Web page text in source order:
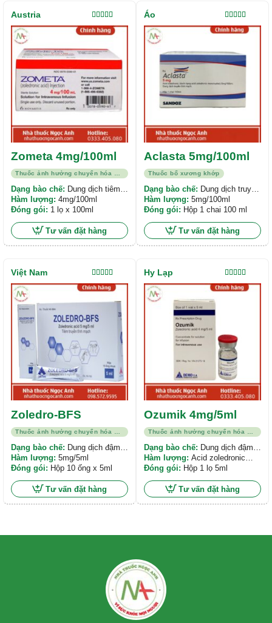
Thuốc ảnh hưởng chuyển hóa xương
Zometa 4mg/100ml
Được xếp
hạng5.00
Dạng bào chế: Dung dịch tiêm
truyền tĩnh mạch
Hàm lượng: 4mg/100ml
Đóng gói: 1 lọ x 100ml
Tư vấn đặt hàng
Austria
Thuốc bổ xương khớp
Aclasta 5mg/100ml
Được xếp
hạng5.00
Dạng bào chế: Dung dịch truyền
tĩnh mạch
Hàm lượng: 5mg/100ml
Đóng gói: Hộp 1 chai 100 ml
Tư vấn đặt hàng
Áo
Zoledro-BFS
Được xếp
hạng5.00
Dạng bào chế: Dung dịch đậm
đặc để pha tiêm truyền
Hàm lượng: 5mg/5ml
Đóng gói: Hộp 10 ống x 5ml
Tư vấn đặt hàng
Việt Nam
Ozumik 4mg/5ml
Được xếp
hạng5.00
Dạng bào chế: Dung dịch đậm
đặc pha tiêm truyền
Hàm lượng: Acid zoledronic
(dưới dạng Acid zoledronic
Đóng gói: Hộp 1 lọ 5ml
Tư vấn đặt hàng
Hy Lạp